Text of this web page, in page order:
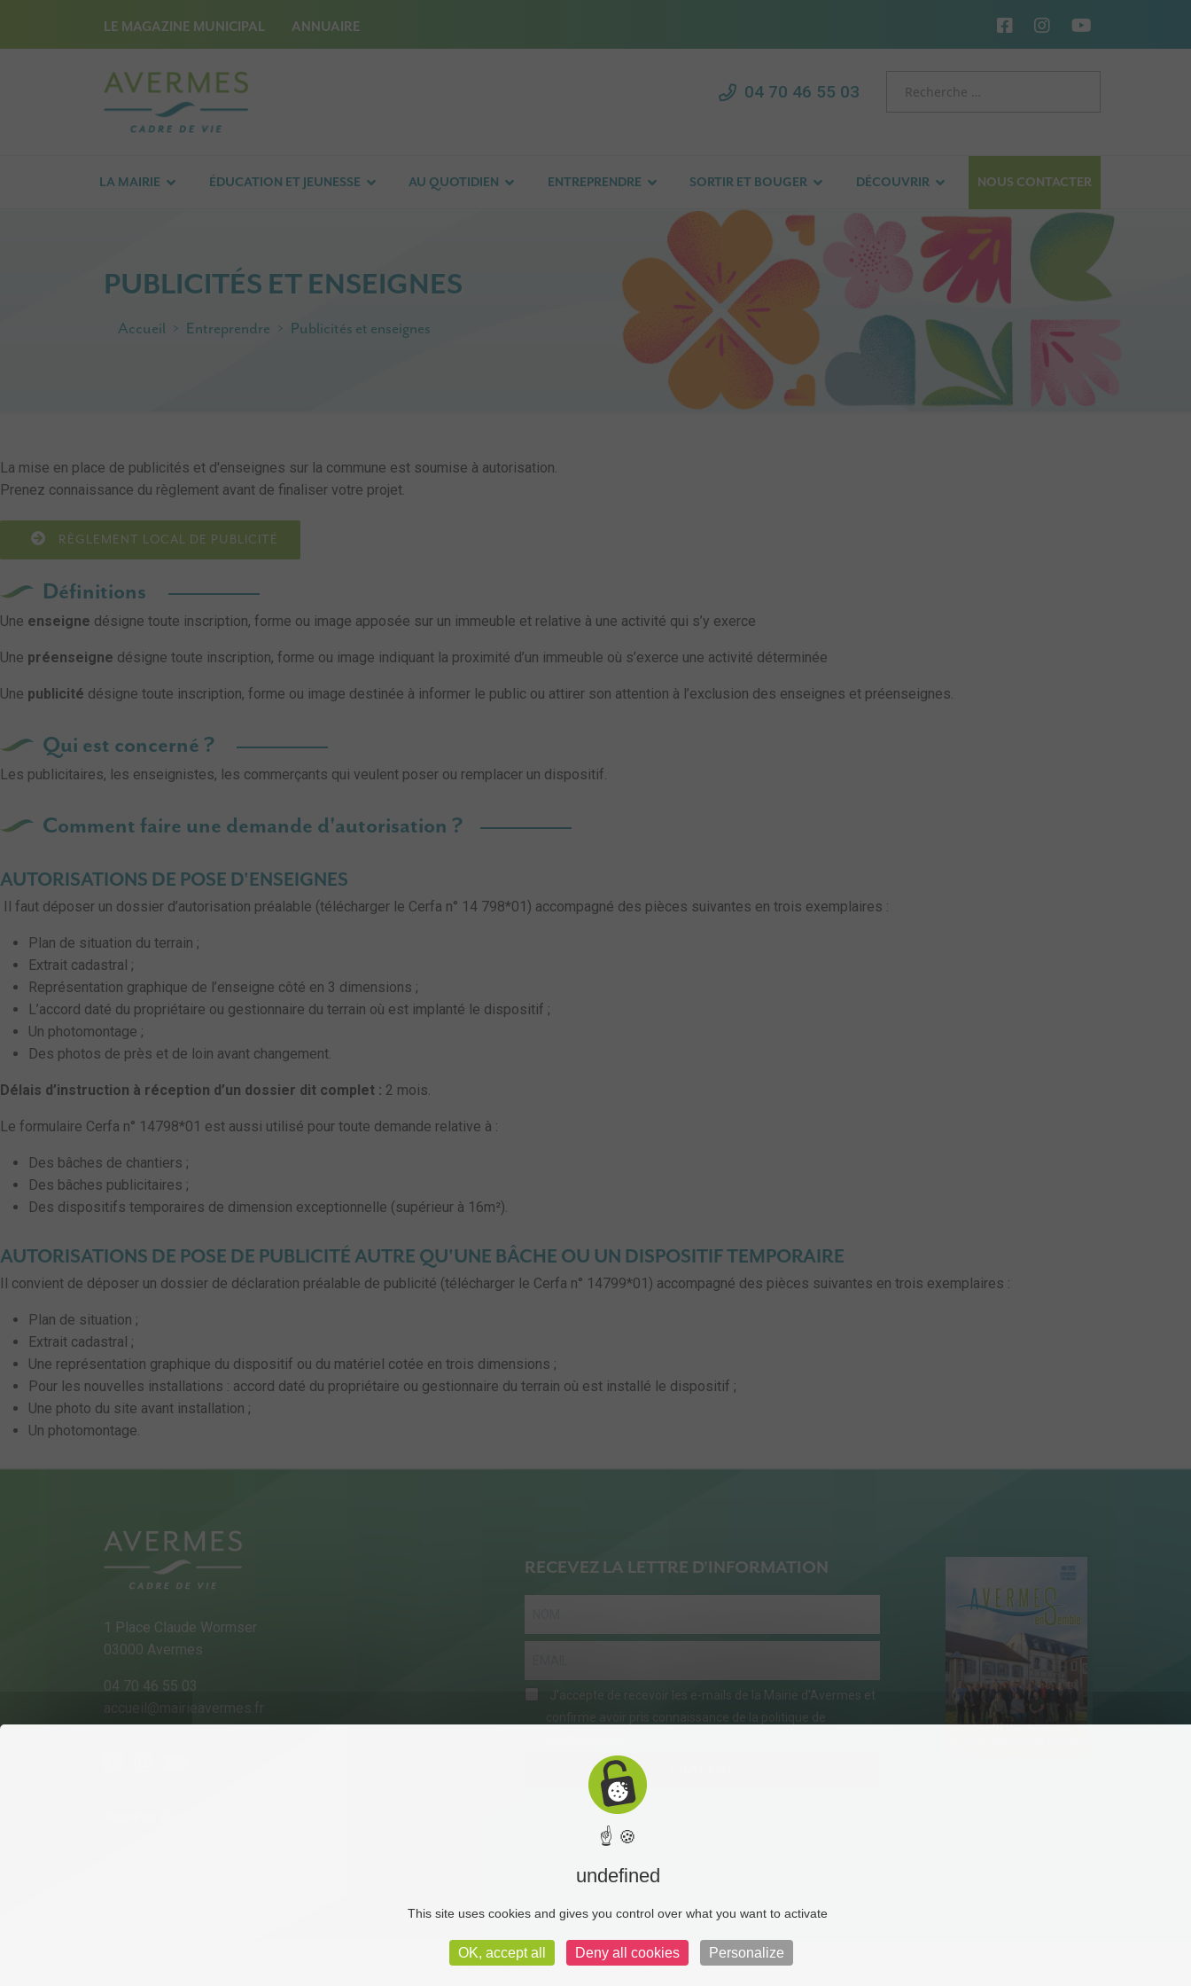
LE MAGAZINE MUNICIPAL ANNUAIRE
04 70 46 55 03
LA MAIRIE ÉDUCATION ET JEUNESSE AU QUOTIDIEN ENTREPRENDRE SORTIR ET BOUGER DÉCOUVRIR NOUS CONTACTER
PUBLICITÉS ET ENSEIGNES
Accueil Entreprendre Publicités et enseignes
La mise en place de publicités et d'enseignes sur la commune est soumise à autorisation.
Prenez connaissance du règlement avant de finaliser votre projet.
RÈGLEMENT LOCAL DE PUBLICITÉ
Définitions
Une enseigne désigne toute inscription, forme ou image apposée sur un immeuble et relative à une activité qui s’y exerce
Une préenseigne désigne toute inscription, forme ou image indiquant la proximité d’un immeuble où s’exerce une activité déterminée
Une publicité désigne toute inscription, forme ou image destinée à informer le public ou attirer son attention à l’exclusion des enseignes et préenseignes.
Qui est concerné ?
Les publicitaires, les enseignistes, les commerçants qui veulent poser ou remplacer un dispositif.
Comment faire une demande d'autorisation ?
AUTORISATIONS DE POSE D'ENSEIGNES
Il faut déposer un dossier d’autorisation préalable (télécharger le Cerfa n° 14 798*01) accompagné des pièces suivantes en trois exemplaires :
Plan de situation du terrain ;
Extrait cadastral ;
Représentation graphique de l’enseigne côté en 3 dimensions ;
L’accord daté du propriétaire ou gestionnaire du terrain où est implanté le dispositif ;
Un photomontage ;
Des photos de près et de loin avant changement.
Délais d’instruction à réception d’un dossier dit complet : 2 mois.
Le formulaire Cerfa n° 14798*01 est aussi utilisé pour toute demande relative à :
Des bâches de chantiers ;
Des bâches publicitaires ;
Des dispositifs temporaires de dimension exceptionnelle (supérieur à 16m²).
AUTORISATIONS DE POSE DE PUBLICITÉ AUTRE QU'UNE BÂCHE OU UN DISPOSITIF TEMPORAIRE
Il convient de déposer un dossier de déclaration préalable de publicité (télécharger le Cerfa n° 14799*01) accompagné des pièces suivantes en trois exemplaires :
Plan de situation ;
Extrait cadastral ;
Une représentation graphique du dispositif ou du matériel cotée en trois dimensions ;
Pour les nouvelles installations : accord daté du propriétaire ou gestionnaire du terrain où est installé le dispositif ;
Une photo du site avant installation ;
Un photomontage.
1 Place Claude Wormser
03000 Avermes
04 70 46 55 03
accueil@mairieavermes.fr
RECEVEZ LA LETTRE D'INFORMATION
J'accepte de recevoir les e-mails de la Mairie d'Avermes et
confirme avoir pris connaissance de la politique de
☝ 🍪
undefined
This site uses cookies and gives you control over what you want to activate
OK, accept all Deny all cookies Personalize